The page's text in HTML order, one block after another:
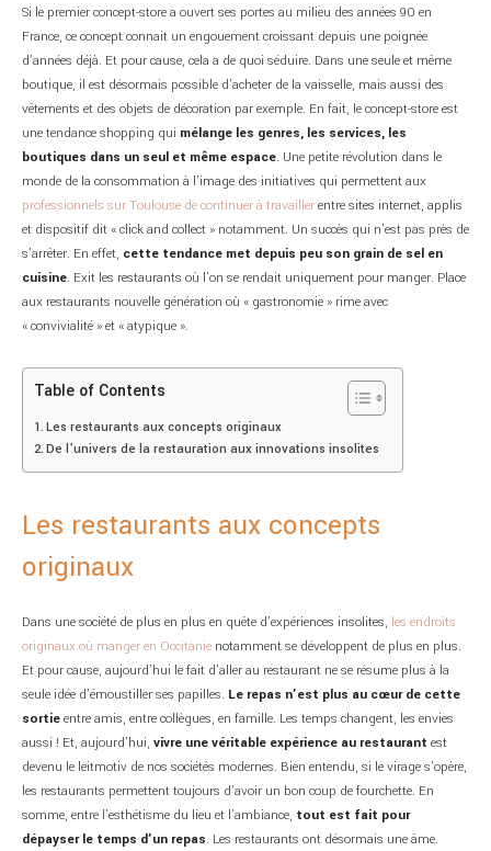
Si le premier concept-store a ouvert ses portes au milieu des années 90 en
France, ce concept connait un engouement croissant depuis une poignée
d’années déjà. Et pour cause, cela a de quoi séduire. Dans une seule et même
boutique, il est désormais possible d’acheter de la vaisselle, mais aussi des
vêtements et des objets de décoration par exemple. En fait, le concept-store est
une tendance shopping qui mélange les genres, les services, les
boutiques dans un seul et même espace. Une petite révolution dans le
monde de la consommation à l’image des initiatives qui permettent aux
professionnels sur Toulouse de continuer à travaillerentre sites internet, applis
et dispositif dit « click and collect » notamment. Un succès qui n’est pas près de
s’arrêter. En effet, cette tendance met depuis peu son grain de sel en
cuisine. Exit les restaurants où l’on se rendait uniquement pour manger. Place
aux restaurants nouvelle génération où « gastronomie » rime avec
« convivialité » et « atypique ».
Table of Contents
Les restaurants aux concepts originaux
De l’univers de la restauration aux innovations insolites
Les restaurants aux concepts
originaux
Dans une société de plus en plus en quête d’expériences insolites, les endroits
originaux où manger en Occitanie notamment se développent de plus en plus.
Et pour cause, aujourd’hui le fait d’aller au restaurant ne se résume plus à la
seule idée d’émoustiller ses papilles. Le repas n’est plus au cœur de cette
sortieentre amis, entre collègues, en famille. Les temps changent, les envies
aussi ! Et, aujourd’hui, vivre une véritable expérience au restaurant est
devenu le leitmotiv de nos sociétés modernes. Bien entendu, si le virage s’opère,
les restaurants permettent toujours d’avoir un bon coup de fourchette. En
somme, entre l’esthétisme du lieu et l’ambiance, tout est fait pour
dépayser le temps d’un repas. Les restaurants ont désormais une âme.